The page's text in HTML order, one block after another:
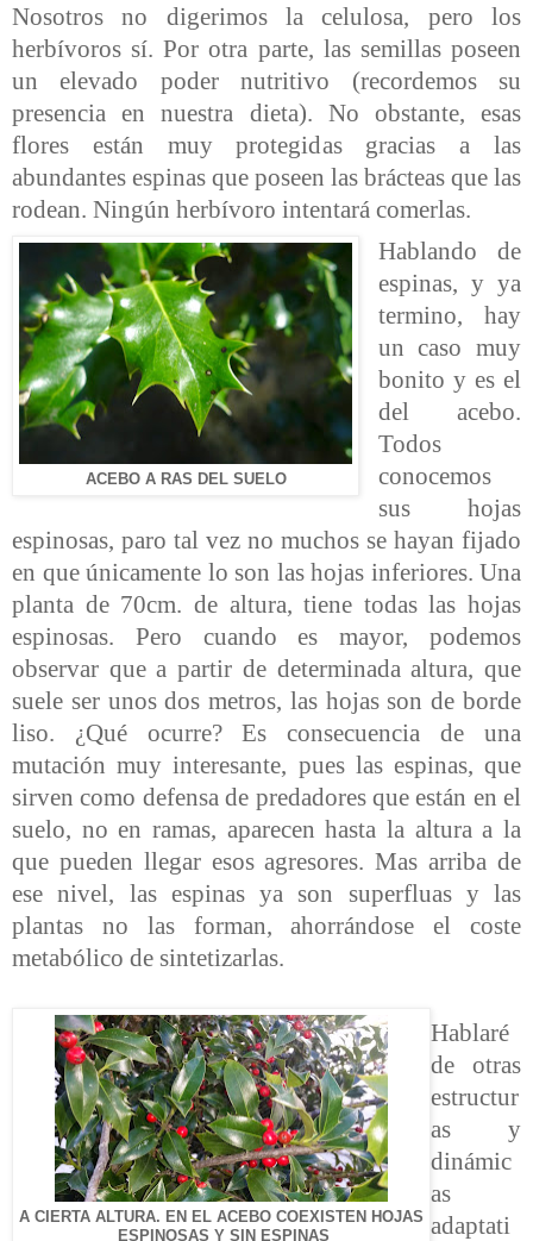
Nosotros no digerimos la celulosa, pero los
herbívoros sí. Por otra parte, las semillas poseen
un elevado poder nutritivo (recordemos su
presencia en nuestra dieta). No obstante, esas
flores están muy protegidas gracias a las
abundantes espinas que poseen las brácteas que las
rodean. Ningún herbívoro intentará comerlas.
ACEBO A RAS DEL SUELO
Hablando de
espinas, y ya
termino, hay
un caso muy
bonito y es el
del acebo.
Todos
conocemos
sus hojas
espinosas, paro tal vez no muchos se hayan fijado
en que únicamente lo son las hojas inferiores. Una
planta de 70cm. de altura, tiene todas las hojas
espinosas. Pero cuando es mayor, podemos
observar que a partir de determinada altura, que
suele ser unos dos metros, las hojas son de borde
liso. ¿Qué ocurre? Es consecuencia de una
mutación muy interesante, pues las espinas, que
sirven como defensa de predadores que están en el
suelo, no en ramas, aparecen hasta la altura a la
que pueden llegar esos agresores. Mas arriba de
ese nivel, las espinas ya son superfluas y las
plantas no las forman, ahorrándose el coste
metabólico de sintetizarlas.
A CIERTA ALTURA. EN EL ACEBO COEXISTEN HOJAS
ESPINOSAS Y SIN ESPINAS
Hablaré
de otras
estructur
as y
dinámic
as
adaptati